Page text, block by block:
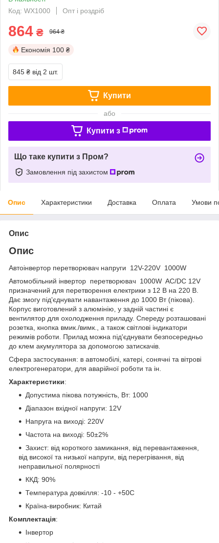
Код: WX1000
Опт і роздріб
864 ₴ 964 ₴
Економія 100 ₴
845 ₴ від 2 шт.
Купити
або
Купити з
Що таке купити з Пром?
Замовлення під захистом
Опис Характеристики Доставка Оплата Умови
Опис
Опис
Автоінвертор перетворювач напруги 12V-220V 1000W
Автомобільний інвертор перетворювач 1000W AC/DC 12V
призначений для перетворення електрики з 12 В на 220 В.
Дає змогу під'єднувати навантаження до 1000 Вт (пікова).
Корпус виготовлений з алюмінію, у задній частині є
вентилятор для охолодження приладу. Спереду розташовані
розетка, кнопка вмик./вимк., а також світлові індикатори
режимів роботи. Прилад можна під'єднувати безпосередньо
до клем акумулятора за допомогою затискачів.
Сфера застосування: в автомобілі, катері, сонячні та вітрові
електрогенератори, для аварійної роботи та ін.
Характеристики:
Допустима пікова потужність, Вт: 1000
Діапазон вхідної напруги: 12V
Напруга на виході: 220V
Частота на виході: 50±2%
Захист: від короткого замикання, від перевантаження,
від високої та низької напруги, від перегрівання, від
неправильної полярності
ККД: 90%
Температура довкілля: -10 - +50С
Країна-виробник: Китай
Комплектація:
Інвертор